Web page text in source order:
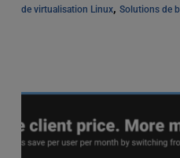
de virtualisation Linux, Solutions de